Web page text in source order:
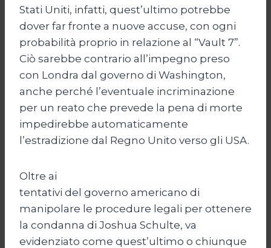
Stati Uniti, infatti, quest’ultimo potrebbe
dover far fronte a nuove accuse, con ogni
probabilità proprio in relazione al “Vault 7”.
Ciò sarebbe contrario all’impegno preso
con Londra dal governo di Washington,
anche perché l’eventuale incriminazione
per un reato che prevede la pena di morte
impedirebbe automaticamente
l’estradizione dal Regno Unito verso gli USA.
Oltre ai
tentativi del governo americano di
manipolare le procedure legali per ottenere
la condanna di Joshua Schulte, va
evidenziato come quest’ultimo o chiunque